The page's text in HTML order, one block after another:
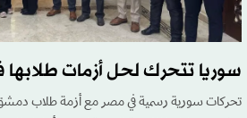
سوريا تتحرك لحل أزمات
تحركات سورية رسمية في مصر مع أزمة طلاب